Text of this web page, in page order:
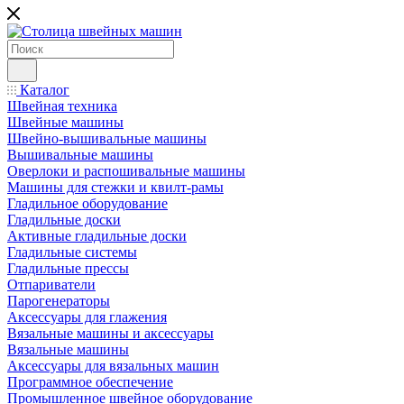
Каталог
Швейная техника
Швейные машины
Швейно-вышивальные машины
Вышивальные машины
Оверлоки и распошивальные машины
Машины для стежки и квилт-рамы
Гладильное оборудование
Гладильные доски
Активные гладильные доски
Гладильные системы
Гладильные прессы
Отпариватели
Парогенераторы
Аксессуары для глажения
Вязальные машины и аксессуары
Вязальные машины
Аксессуары для вязальных машин
Программное обеспечение
Промышленное швейное оборудование